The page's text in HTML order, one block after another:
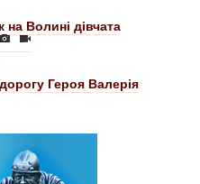
Волині дівчата
Героя Валерія